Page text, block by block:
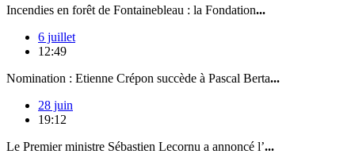
Incendies en forêt de Fontainebleau : la Fondation...
6 juillet
12:49
Nomination : Etienne Crépon succède à Pascal Berta...
28 juin
19:12
Le Premier ministre Sébastien Lecornu a annoncé l’...